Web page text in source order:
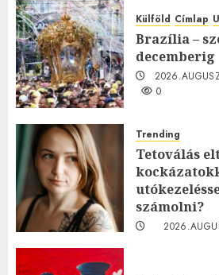
Külföld Címlap
Brazília –
decemberig
0
Trending
Tetoválás
számolni?